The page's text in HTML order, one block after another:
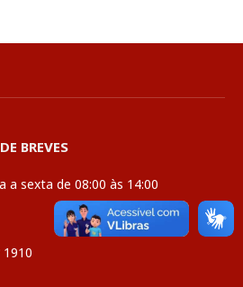
BREVES
a sexta de 08:00 às 14:00
1910